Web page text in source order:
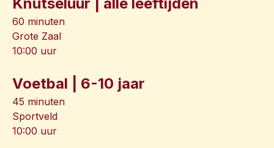
60 minuten
Grote Zaal
10:00 uur
Voetbal | 6-10 jaar
45 minuten
Sportveld
10:00 uur